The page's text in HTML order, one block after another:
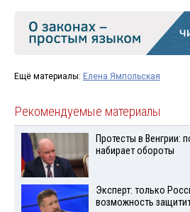
Ещё материалы: Елена Ямпольская
Рекомендуемые материалы
Протесты в Венгрии:
набирает обороты
Эксперт: только
возможность